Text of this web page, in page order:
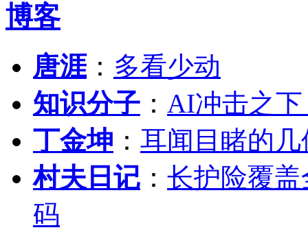
博客
唐涯： 多看少动
知识分子 ： AI冲击之
丁金坤 ： 耳闻目睹的
村夫日记 ： 长护险覆
码